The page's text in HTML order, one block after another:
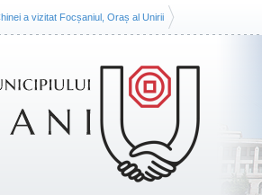
a vizitat Focșaniul, Oraș al Unirii